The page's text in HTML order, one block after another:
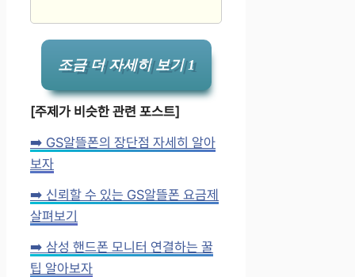
조금 더 자세히 보기 1
[주제가 비슷한 관련 포스트]
➡️ GS알뜰폰의 장단점 자세히 알아
보자
➡️ 신뢰할 수 있는 GS알뜰폰 요금제
살펴보기
➡️ 삼성 핸드폰 모니터 연결하는 꿀
팁 알아보자